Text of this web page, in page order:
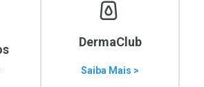
DermaClub
Saiba Mais >